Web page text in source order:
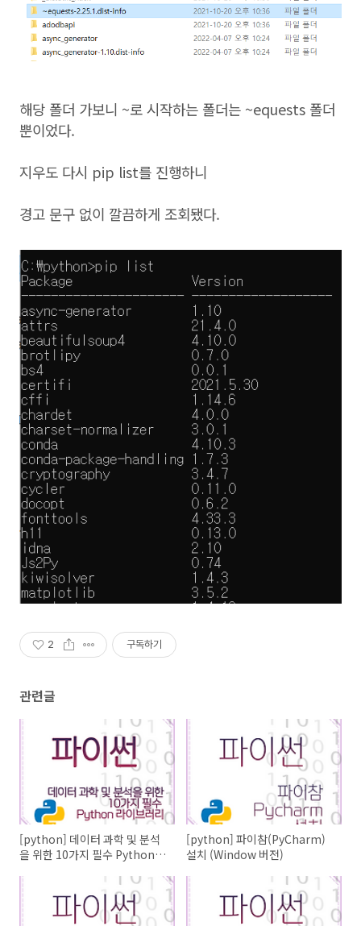
해당 폴더 가보니 ~로 시작하는 폴더는 ~equests 폴더
뿐이었다.
지우도 다시 pip list를 진행하니
경고 문구 없이 깔끔하게 조회됐다.
2 구독하기
관련글
[python] 데이터 과학 및 분석
을 위한 10가지 필수 Python
[python] 파이참(PyCharm)
설치 (Window 버전)